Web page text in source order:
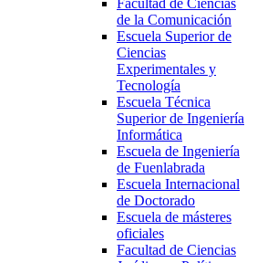
Facultad de Ciencias
de la Comunicación
Escuela Superior de
Ciencias
Experimentales y
Tecnología
Escuela Técnica
Superior de Ingeniería
Informática
Escuela de Ingeniería
de Fuenlabrada
Escuela Internacional
de Doctorado
Escuela de másteres
oficiales
Facultad de Ciencias